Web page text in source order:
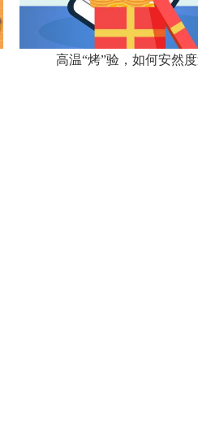
高温“烤”验，如何安然